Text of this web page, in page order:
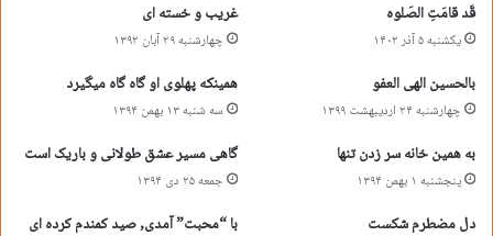
بقیع
خرابه شام
شعر مناجات با خدا
شهدای مدافع حرم
کوچه بنی هاشم
گودال قتلگاه نجف
کپی آدرس کوتاه
قَد قامَتِ الصَلوه
یکشنبه ۵ آذر ۱۴۰۲
غریب و خسته ای
چهارشنبه ۲۹ آبان ۱۳۹۲
بالحسین الهی العفو
چهارشنبه ۲۴ اردیبهشت ۱۳۹۹
همینکه پهلوی او گاه گاه میگیرد
سه شنبه ۱۳ بهمن ۱۳۹۴
به همین خانه سر زدن تنها
پنجشنبه ۱ بهمن ۱۳۹۴
گاهی مسیر عشق طولانی و باریک است
جمعه ۲۵ دی ۱۳۹۴
دل مضطرم شکست با “محبت” آمدی, صید کمندم کرده ای